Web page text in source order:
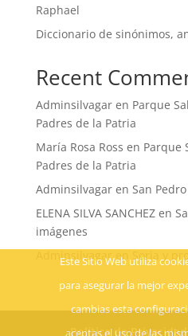
Raphael
Diccionario de sinónimos,
Recent
Adminsilvagaren Parque
Padres de la Patria
María Rosa Ross en Parque
Padres de la Patria
Adminsilvagaren San
ELENA SILVA SANCHEZen
imágenes
Adminsilvagaren Soria y
Política de Privacidad
Este Sitio Web utiliza
para asegurar la mejor
cambias esta
aceptas el uso de las